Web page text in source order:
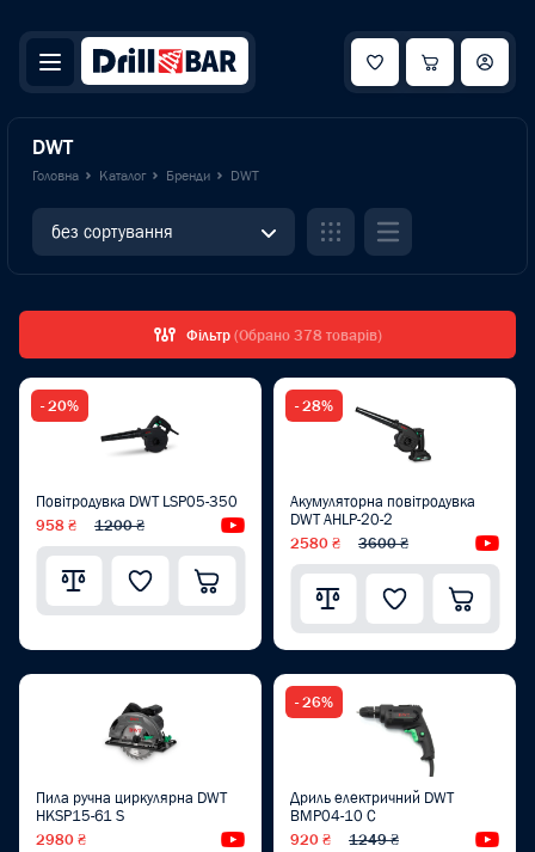
DWT
Головна Каталог Бренди DWT
без сортування
Фільтр(Обрано 378 товарів)
- 20%
Повітродувка DWT LSP05-350
958 ₴ 1200 ₴ Відеоогляд
- 28%
Акумуляторна повітродувка
DWT AHLP-20-2
2580 ₴ 3600 ₴
Пила ручна циркулярна DWT
HKSP15-61 S
2980 ₴ Відеоогляд
- 26%
Дриль електричний DWT
BMP04-10 C
920 ₴ 1249 ₴